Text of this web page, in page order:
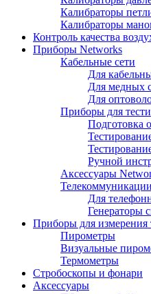
Калибраторы
Калибраторы
Контроль качества
Приборы Networks
Кабельные сети
Для
Для медных
Для
Приборы для
Подготовка
Ручной
Аксессуары
Телекоммуникации
Для
Генераторы
Приборы для измерения
Пирометры
Визуальные
Термометры
Стробоскопы и фонари
Аксессуары